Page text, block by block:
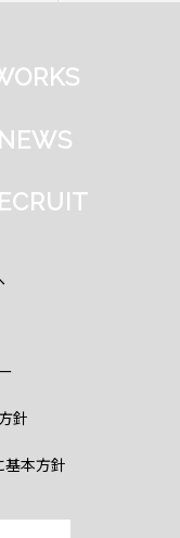
NEWS
針
基本方針